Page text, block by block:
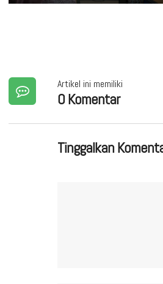
Artikel ini memiliki
0 Komentar
Tinggalkan